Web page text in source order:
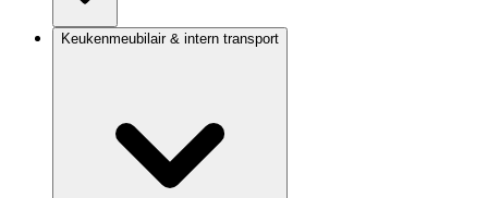
Keukenmeubilair & intern transport